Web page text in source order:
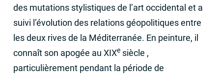
des mutations stylistiques de l’art occidental et a
suivi l’évolution des relations géopolitiques entre
les deux rives de la Méditerranée. En peinture, il
connaît son apogée au XIXesiècle ,
particulièrement pendant la période de